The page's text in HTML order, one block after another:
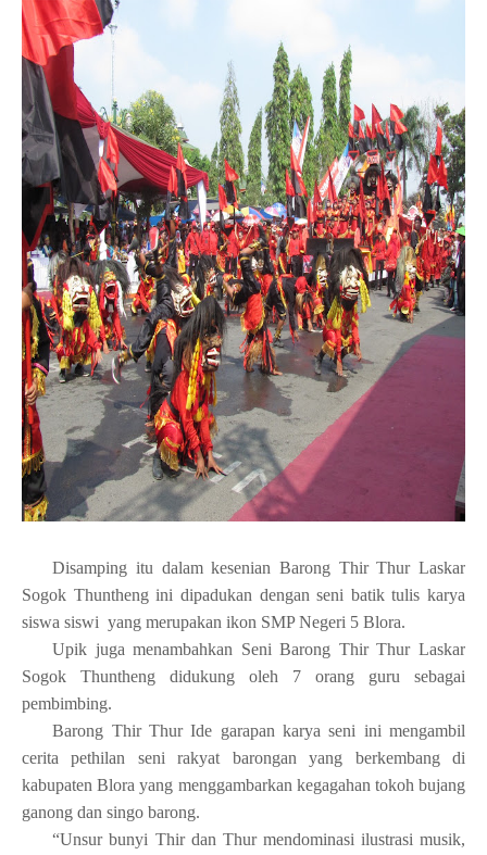
Disamping itu dalam kesenian Barong Thir Thur Laskar
Sogok Thuntheng ini dipadukan dengan seni batik tulis karya
siswa siswi yang merupakan ikon SMP Negeri 5 Blora.
Upik juga menambahkan Seni Barong Thir Thur Laskar
Sogok Thuntheng didukung oleh 7 orang guru sebagai
pembimbing.
Barong Thir ThurIde garapan karya seni ini mengambil
cerita pethilan seni rakyat barongan yang berkembang di
kabupaten Blora yang menggambarkan kegagahan tokoh bujang
ganong dan singo barong.
“Unsur bunyi Thir dan Thur mendominasi ilustrasi musik,